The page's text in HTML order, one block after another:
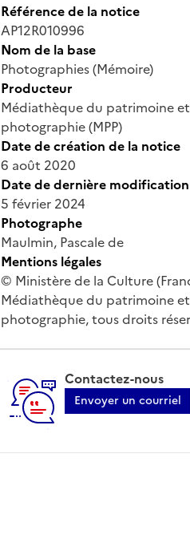
Référence de la notice
AP12R010996
Nom de la base
Photographies (Mémoire)
Producteur
Médiathèque du patrimoine
photographie (MPP)
Date de création de la notice
6 août 2020
Date de dernière
5 février 2024
Photographe
Maulmin, Pascale de
Mentions légales
© Ministère de la Culture
Médiathèque du patrimoine
photographie, tous droits
Contactez-nous
Envoyer un courriel